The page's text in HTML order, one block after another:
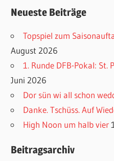
Neueste Beiträge
Topspiel zum
August 2026
1. Runde DFB-Pokal: St.
Juni 2026
Dor sün wi all schon
Danke. Tschüss. Auf
High Noon um halb vier
Beitragsarchiv